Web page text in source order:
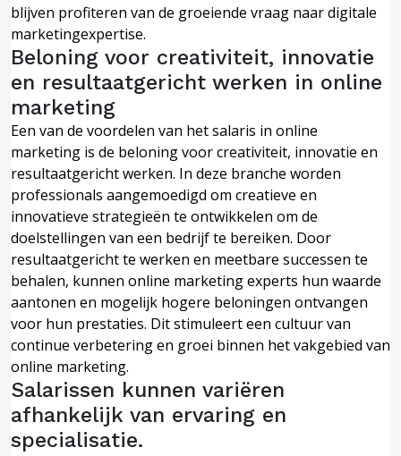
blijven profiteren van de groeiende vraag naar digitale
marketingexpertise.
Beloning voor creativiteit, innovatie
en resultaatgericht werken in online
marketing
Een van de voordelen van het salaris in online
marketing is de beloning voor creativiteit, innovatie en
resultaatgericht werken. In deze branche worden
professionals aangemoedigd om creatieve en
innovatieve strategieën te ontwikkelen om de
doelstellingen van een bedrijf te bereiken. Door
resultaatgericht te werken en meetbare successen te
behalen, kunnen online marketing experts hun waarde
aantonen en mogelijk hogere beloningen ontvangen
voor hun prestaties. Dit stimuleert een cultuur van
continue verbetering en groei binnen het vakgebied van
online marketing.
Salarissen kunnen variëren
afhankelijk van ervaring en
specialisatie.